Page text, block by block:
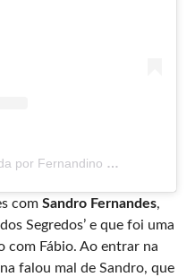
Uma publicação partilhada por Fernandino Queirós (@fernandinoqueiros)
com Sandro Fernandes,
Segredos’ e que foi uma
com Fábio. Ao entrar na
falou mal de Sandro, que